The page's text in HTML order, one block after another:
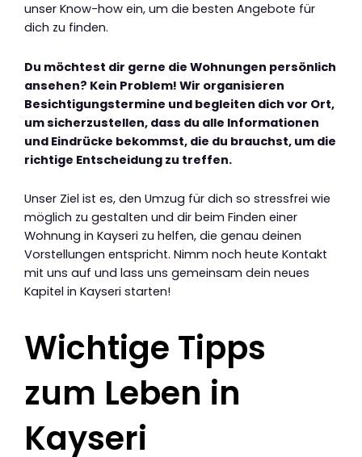
unser Know-how ein, um die besten Angebote für
dich zu finden.
Du möchtest dir gerne die Wohnungen persönlich
ansehen? Kein Problem! Wir organisieren
Besichtigungstermine und begleiten dich vor Ort,
um sicherzustellen, dass du alle Informationen
und Eindrücke bekommst, die du brauchst, um die
richtige Entscheidung zu treffen.
Unser Ziel ist es, den Umzug für dich so stressfrei wie
möglich zu gestalten und dir beim Finden einer
Wohnung in Kayseri zu helfen, die genau deinen
Vorstellungen entspricht. Nimm noch heute Kontakt
mit uns auf und lass uns gemeinsam dein neues
Kapitel in Kayseri starten!
Wichtige Tipps
zum Leben in
Kayseri